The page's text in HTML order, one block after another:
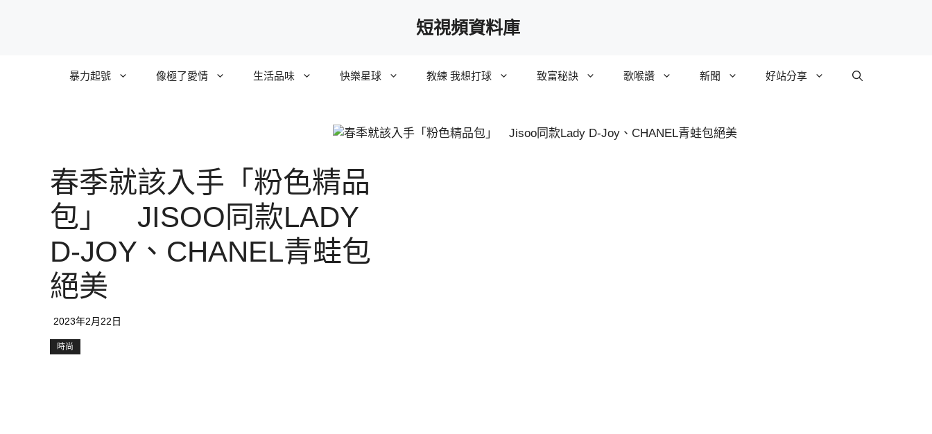
短視頻資料庫
暴力起號 像極了愛情 生活品味 快樂星球 教練 我想打球 致富秘訣 歌喉讚 新聞 好站分享
春季就該入手「粉色精品
包」 JISOO同款LADY
D-JOY、CHANEL青蛙包
絕美
2023年2月22日
時尚